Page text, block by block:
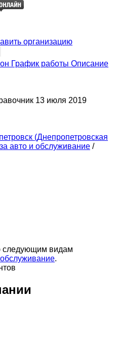
организацию
График работы Описание
13 июля 2019
(Днепропетровская
авто и обслуживание /
следующим видам
.